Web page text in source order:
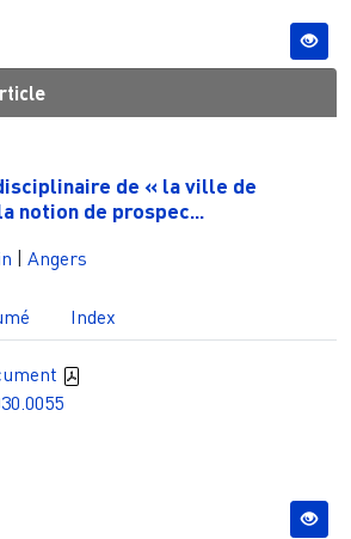
de « la ville de
notion de prospec...
| Angers
Index